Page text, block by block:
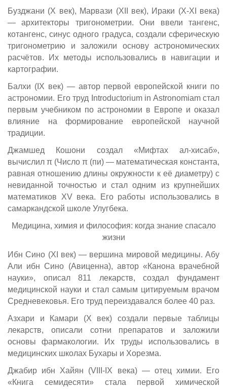
Бузджани (X век), Марвази (XII век), Ираки (X-XI века)
— архитекторы тригонометрии. Они ввели тангенс,
котангенс, синус одного градуса, создали сферическую
тригонометрию и заложили основу астрономических
расчётов. Их методы использовались в навигации и
картографии.
Балхи (IX век) — автор первой европейской книги по
астрономии. Его труд Introductorium in Astronomiam стал
первым учебником по астрономии в Европе и оказал
влияние на формирование европейской научной
традиции.
Джамшед Кошони создал «Мифтах ал-хисаб»,
вычислил π (Число π (пи) — математическая константа,
равная отношению длины окружности к её диаметру) с
невиданной точностью и стал одним из крупнейших
математиков XV века. Его работы использовались в
самаркандской школе Улугбека.
Медицина, химия и философия: когда знание спасало
жизни
Ибн Сино (XI век) — вершина мировой медицины. Абу
Али ибн Сино (Авиценна), автор «Канона врачебной
науки», описал 811 лекарств, создал фундамент
медицинской науки и стал самым цитируемым врачом
Средневековья. Его труд переиздавался более 40 раз.
Азхари и Камари (X век) создали первые таблицы
лекарств, описали сотни препаратов и заложили
основы фармакологии. Их труды использовались в
медицинских школах Бухары и Хорезма.
Джабир ибн Хайян (VIII-IX века) — отец химии. Его
«Книга семидесяти» стала первой химической